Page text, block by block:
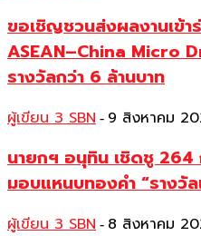
ขอเชิญชวนส่งผลงานเข้
ASEAN–China Micro
รางวัลกว่า 6 ล้านบาท
ผู้เขียน 3 SBN - 9 สิงหาคม
นายกฯ อนุทิน เชิดชู
มอบแหนบทองคำ “รางวั
ผู้เขียน 3 SBN - 8 สิงหาคม